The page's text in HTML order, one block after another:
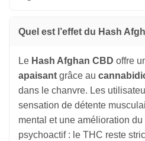
Quel est l’effet du Hash
Le Hash Afghan CBD offre
apaisant grâce au
dans le chanvre. Les
sensation de détente
mental et une amélioration
psychoactif : le THC reste